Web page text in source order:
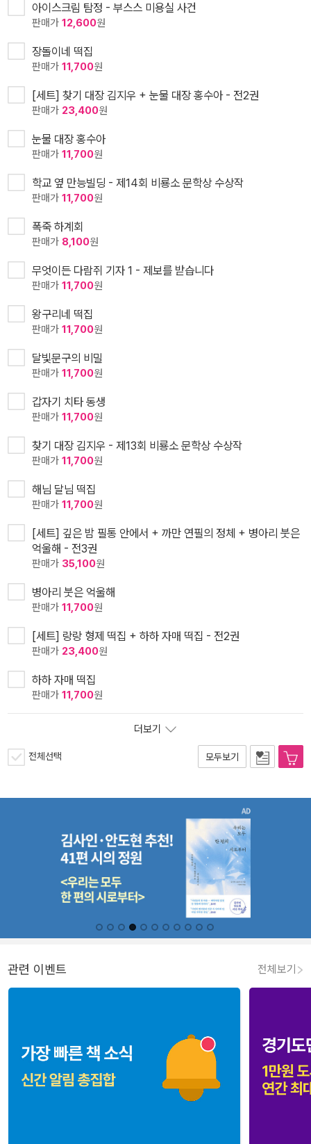
아이스크림 탐정 - 부스스 미용실 사건
판매가 12,600원
장돌이네 떡집
판매가 11,700원
[세트] 찾기 대장 김지우 + 눈물 대장 홍수아 - 전2권
판매가 23,400원
눈물 대장 홍수아
판매가 11,700원
학교 옆 만능빌딩 - 제14회 비룡소 문학상 수상작
판매가 11,700원
폭죽 하계회
판매가 8,100원
무엇이든 다람쥐 기자 1 - 제보를 받습니다
판매가 11,700원
왕구리네 떡집
판매가 11,700원
달빛문구의 비밀
판매가 11,700원
갑자기 치타 동생
판매가 11,700원
찾기 대장 김지우 - 제13회 비룡소 문학상 수상작
판매가 11,700원
해님 달님 떡집
판매가 11,700원
[세트] 깊은 밤 필통 안에서 + 까만 연필의 정체 + 병아리 붓은
억울해 - 전3권
판매가 35,100원
병아리 붓은 억울해
판매가 11,700원
[세트] 랑랑 형제 떡집 + 하하 자매 떡집 - 전2권
판매가 23,400원
하하 자매 떡집
판매가 11,700원
더보기
전체선택 모두보기
관련 이벤트 전체보기